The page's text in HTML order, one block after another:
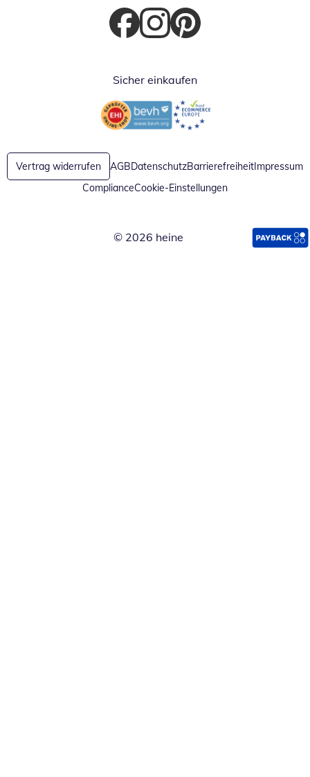
Öffnet in neuem Fenster
Öffnet in neuem Fenster
Öffnet in neuem Fenster
Sicher einkaufen
Öffnet in neuem FensterÖffnet in neuem Fenster
Vertrag widerrufen AGBDatenschutzBarrierefreiheitImpressum
ComplianceCookie-Einstellungen
© 2026 heine